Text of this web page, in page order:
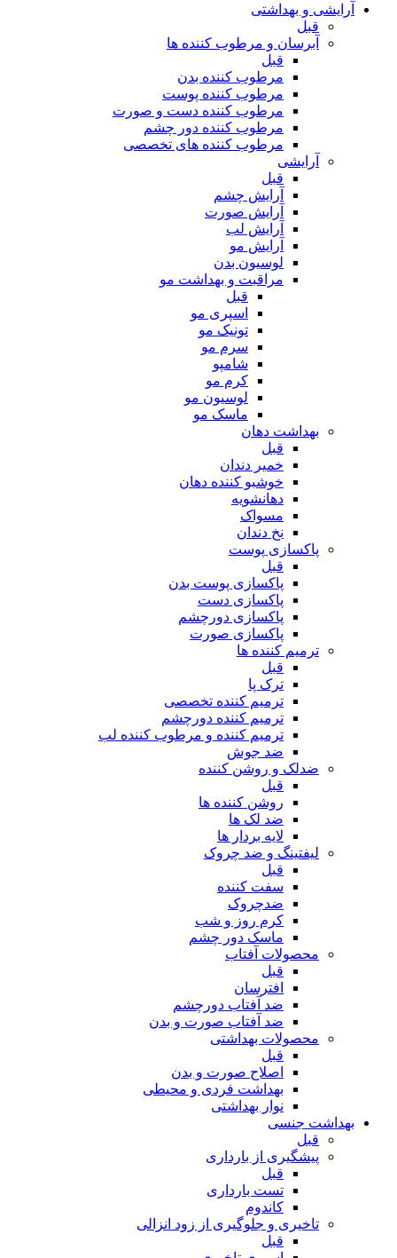
آرایشی و بهداشتی
قبل
آبرسان و مرطوب کننده ها
قبل
مرطوب کننده بدن
مرطوب کننده پوست
مرطوب کننده دست و صورت
مرطوب کننده دور چشم
مرطوب کننده های تخصصی
آرایشی
قبل
آرایش چشم
آرایش صورت
آرایش لب
آرایش مو
لوسیون بدن
مراقبت و بهداشت مو
قبل
اسپری مو
تونیک مو
سرم مو
شامپو
کرم مو
لوسیون مو
ماسک مو
بهداشت دهان
قبل
خمیر دندان
خوشبو کننده دهان
دهانشویه
مسواک
نخ دندان
پاکسازی پوست
قبل
پاکسازی پوست بدن
پاکسازی دست
پاکسازی دورچشم
پاکسازی صورت
ترمیم کننده ها
قبل
ترک پا
ترمیم کننده تخصصی
ترمیم کننده دورچشم
ترمیم کننده و مرطوب کننده لب
ضد جوش
ضدلک و روشن کننده
قبل
روشن کننده ها
ضد لک ها
لایه بردار ها
لیفتینگ و ضد چروک
قبل
سفت کننده
ضدچروک
کرم روز و شب
ماسک دور چشم
محصولات آفتاب
قبل
افترسان
ضد آفتاب دورچشم
ضد آفتاب صورت و بدن
محصولات بهداشتی
قبل
اصلاح صورت و بدن
بهداشت فردی و محیطی
نوار بهداشتی
بهداشت جنسی
قبل
پیشگیری از بارداری
قبل
تست بارداری
کاندوم
تاخیری و جلوگیری از زود انزالی
قبل